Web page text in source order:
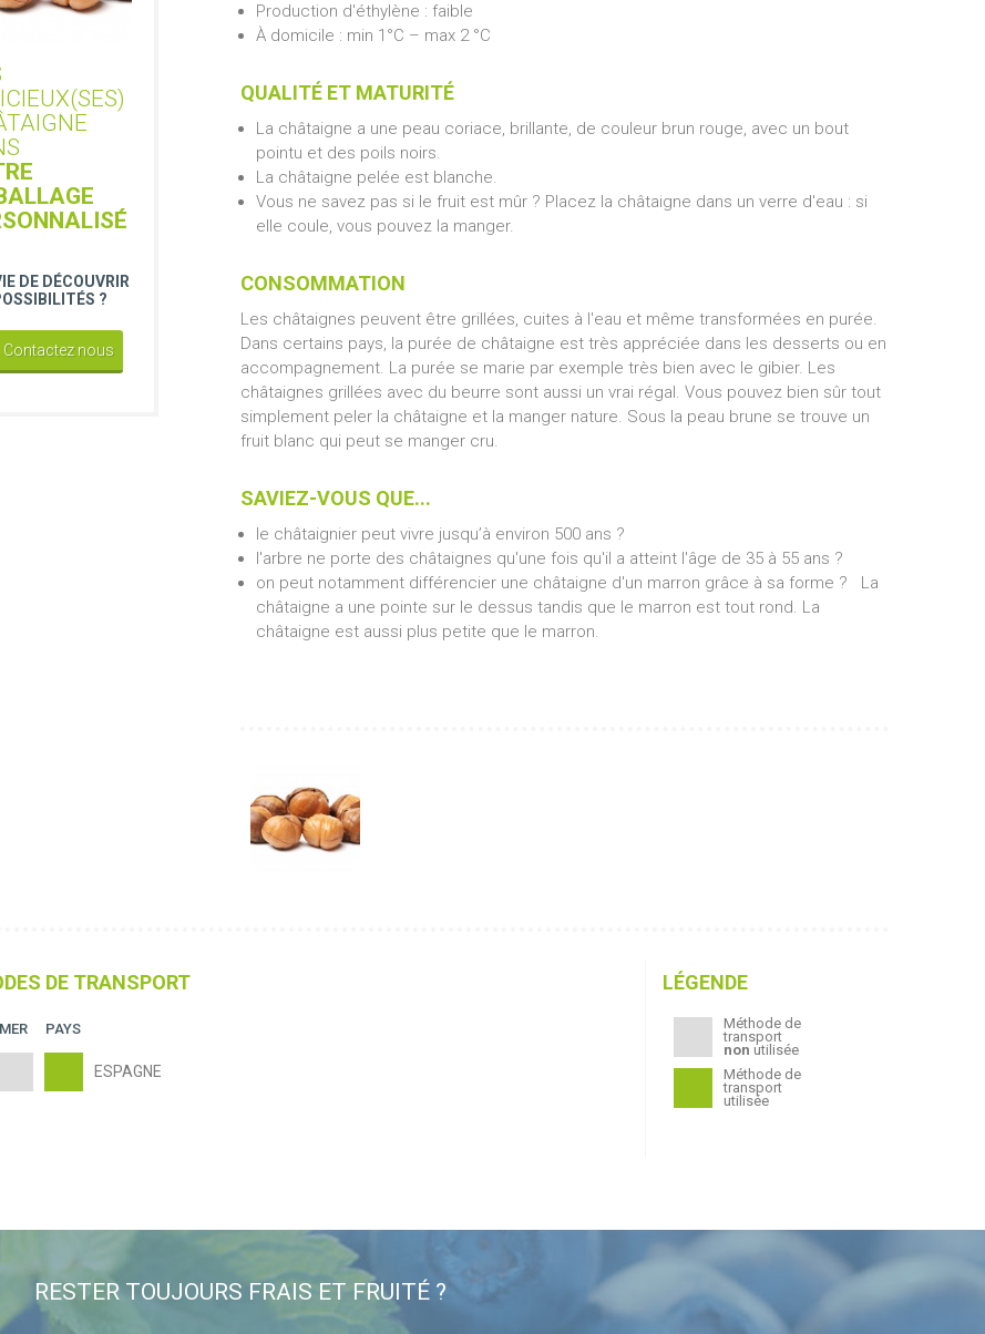
DE DÉCOUVRIR
?
Contactez nous
Production d'éthylène : faible
À domicile : min 1°C – max 2 °C
QUALITÉ ET MATURITÉ
La châtaigne a une peau coriace, brillante, de couleur brun rouge, avec un bout
pointu et des poils noirs.
La châtaigne pelée est blanche.
Vous ne savez pas si le fruit est mûr ? Placez la châtaigne dans un verre d'eau : si
elle coule, vous pouvez la manger.
CONSOMMATION
Les châtaignes peuvent être grillées, cuites à l'eau et même transformées en purée.
Dans certains pays, la purée de châtaigne est très appréciée dans les desserts ou en
accompagnement. La purée se marie par exemple très bien avec le gibier. Les
châtaignes grillées avec du beurre sont aussi un vrai régal. Vous pouvez bien sûr tout
simplement peler la châtaigne et la manger nature. Sous la peau brune se trouve un
fruit blanc qui peut se manger cru.
SAVIEZ-VOUS QUE...
le châtaignier peut vivre jusqu’à environ 500 ans ?
l'arbre ne porte des châtaignes qu'une fois qu'il a atteint l'âge de 35 à 55 ans ?
on peut notamment différencier une châtaigne d'un marron grâce à sa forme ? La
châtaigne a une pointe sur le dessus tandis que le marron est tout rond. La
châtaigne est aussi plus petite que le marron.
DE TRANSPORT
MER PAYS
ESPAGNE
LÉGENDE
Méthode de
transport
non utilisée
Méthode de
transport
utilisée
RESTER TOUJOURS FRAIS ET FRUITÉ ?